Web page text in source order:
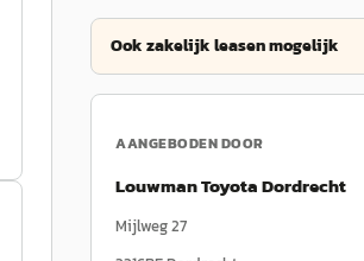
Ook zakelijk leasen mogelijk
AANGEBODEN DOOR
Louwman Toyota Dordrecht
Mijlweg 27